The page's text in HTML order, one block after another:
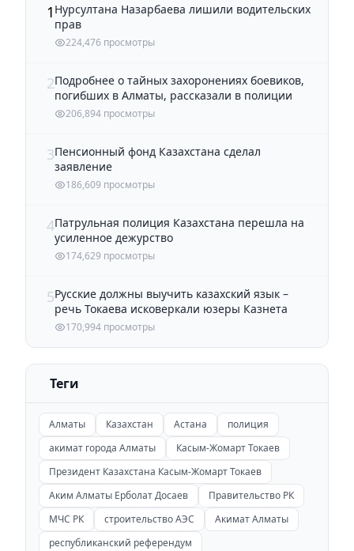
1 Нурсултана Назарбаева лишили водительских
прав
224,476 просмотры
2Подробнее о тайных захоронениях боевиков,
погибших в Алматы, рассказали в полиции
206,894 просмотры
3Пенсионный фонд Казахстана сделал
заявление
186,609 просмотры
4Патрульная полиция Казахстана перешла на
усиленное дежурство
174,629 просмотры
5Русские должны выучить казахский язык –
речь Токаева исковеркали юзеры Казнета
170,994 просмотры
Теги
Алматы Казахстан Астана
полиция
акимат города Алматы
Касым-Жомарт Токаев
Президент Казахстана Касым-Жомарт Токаев
Аким Алматы Ерболат Досаев
Правительство РК
МЧС РК
строительство АЭС
Акимат Алматы
республиканский референдум